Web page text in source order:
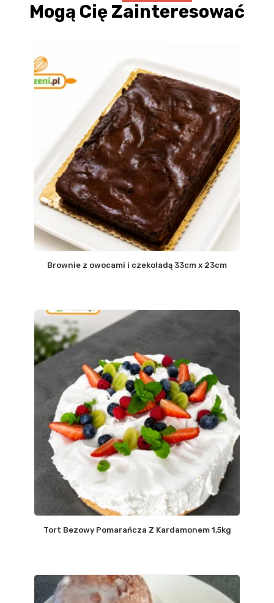
Mogą Cię Zainteresować
Brownie z owocami i czekoladą 33cm x 23cm
Tort Bezowy Pomarańcza Z Kardamonem 1,5kg